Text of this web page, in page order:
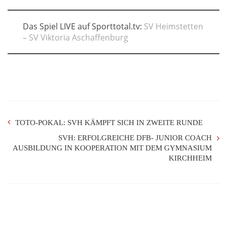
Das Spiel LIVE auf Sporttotal.tv: SV Heimstetten
– SV Viktoria Aschaffenburg
TOTO-POKAL: SVH KÄMPFT SICH IN ZWEITE RUNDE
SVH: ERFOLGREICHE DFB- JUNIOR COACH
AUSBILDUNG IN KOOPERATION MIT DEM GYMNASIUM
KIRCHHEIM